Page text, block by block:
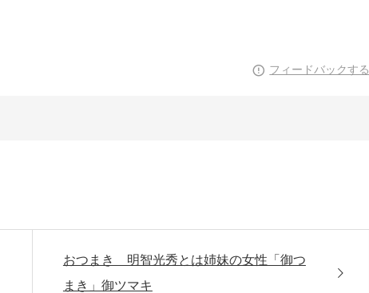
フィードバックする
おつまき 明智光秀とは姉妹の女性「御つ
まき」御ツマキ